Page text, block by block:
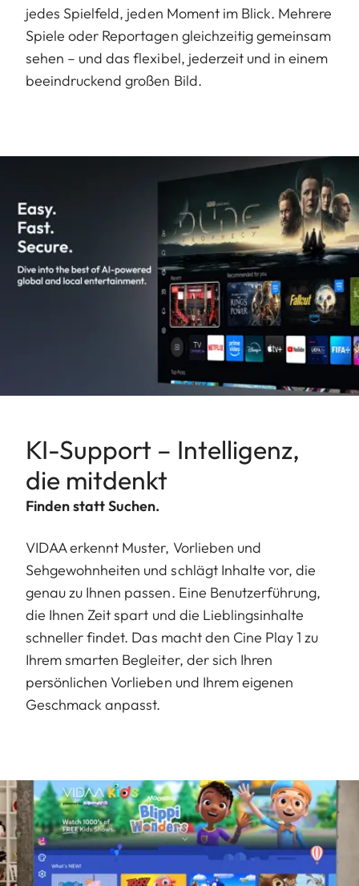
jedes Spielfeld, jeden Moment im Blick. Mehrere
Spiele oder Reportagen gleichzeitig gemeinsam
sehen – und das flexibel, jederzeit und in einem
beeindruckend großen Bild.
KI-Support – Intelligenz,
die mitdenkt
Finden statt Suchen.
VIDAA erkennt Muster, Vorlieben und
Sehgewohnheiten und schlägt Inhalte vor, die
genau zu Ihnen passen. Eine Benutzerführung,
die Ihnen Zeit spart und die Lieblingsinhalte
schneller findet. Das macht den Cine Play 1 zu
Ihrem smarten Begleiter, der sich Ihren
persönlichen Vorlieben und Ihrem eigenen
Geschmack anpasst.